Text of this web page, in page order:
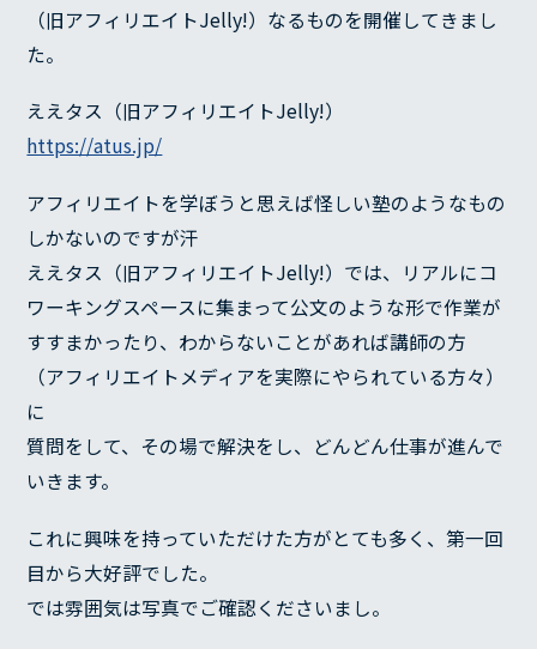
（旧アフィリエイトJelly!）なるものを開催してきまし
た。
ええタス（旧アフィリエイトJelly!）
https://atus.jp/
アフィリエイトを学ぼうと思えば怪しい塾のようなもの
しかないのですが汗
ええタス（旧アフィリエイトJelly!）では、リアルにコ
ワーキングスペースに集まって公文のような形で作業が
すすまかったり、わからないことがあれば講師の方
（アフィリエイトメディアを実際にやられている方々）
に
質問をして、その場で解決をし、どんどん仕事が進んで
いきます。
これに興味を持っていただけた方がとても多く、第一回
目から大好評でした。
では雰囲気は写真でご確認くださいまし。